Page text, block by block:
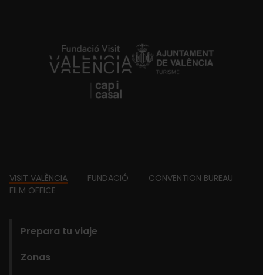
https://fundacion.visitvalencia.com/
Footer
VISIT VALÈNCIA FUNDACIÓ
CONVENTION BUREAU
FILM OFFICE
Prepara tu viaje
Zonas